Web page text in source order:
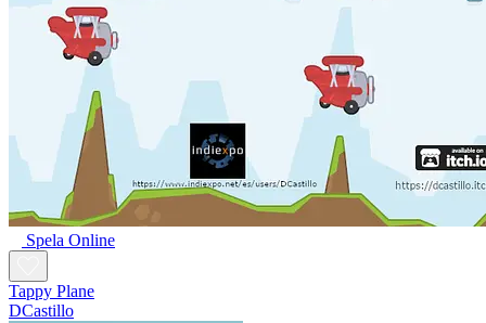
Spela Online
Tappy Plane
DCastillo